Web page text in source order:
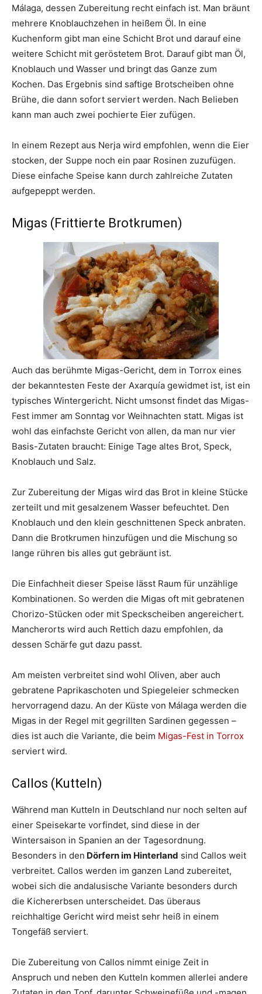
Málaga, dessen Zubereitung recht einfach ist. Man bräunt
mehrere Knoblauchzehen in heißem Öl. In eine
Kuchenform gibt man eine Schicht Brot und darauf eine
weitere Schicht mit geröstetem Brot. Darauf gibt man Öl,
Knoblauch und Wasser und bringt das Ganze zum
Kochen. Das Ergebnis sind saftige Brotscheiben ohne
Brühe, die dann sofort serviert werden. Nach Belieben
kann man auch zwei pochierte Eier zufügen.
In einem Rezept aus Nerja wird empfohlen, wenn die Eier
stocken, der Suppe noch ein paar Rosinen zuzufügen.
Diese einfache Speise kann durch zahlreiche Zutaten
aufgepeppt werden.
Migas (Frittierte Brotkrumen)
Auch das berühmte Migas-Gericht, dem in Torrox eines
der bekanntesten Feste der Axarquía gewidmet ist, ist ein
typisches Wintergericht. Nicht umsonst findet das Migas-
Fest immer am Sonntag vor Weihnachten statt. Migas ist
wohl das einfachste Gericht von allen, da man nur vier
Basis-Zutaten braucht: Einige Tage altes Brot, Speck,
Knoblauch und Salz.
Zur Zubereitung der Migas wird das Brot in kleine Stücke
zerteilt und mit gesalzenem Wasser befeuchtet. Den
Knoblauch und den klein geschnittenen Speck anbraten.
Dann die Brotkrumen hinzufügen und die Mischung so
lange rühren bis alles gut gebräunt ist.
Die Einfachheit dieser Speise lässt Raum für unzählige
Kombinationen. So werden die Migas oft mit gebratenen
Chorizo-Stücken oder mit Speckscheiben angereichert.
Mancherorts wird auch Rettich dazu empfohlen, da
dessen Schärfe gut dazu passt.
Am meisten verbreitet sind wohl Oliven, aber auch
gebratene Paprikaschoten und Spiegeleier schmecken
hervorragend dazu. An der Küste von Málaga werden die
Migas in der Regel mit gegrillten Sardinen gegessen –
dies ist auch die Variante, die beim Migas-Fest in Torrox
serviert wird.
Callos (Kutteln)
Während man Kutteln in Deutschland nur noch selten auf
einer Speisekarte vorfindet, sind diese in der
Wintersaison in Spanien an der Tagesordnung.
Besonders in den Dörfern im Hinterland sind Callos weit
verbreitet. Callos werden im ganzen Land zubereitet,
wobei sich die andalusische Variante besonders durch
die Kichererbsen unterscheidet. Das überaus
reichhaltige Gericht wird meist sehr heiß in einem
Tongefäß serviert.
Die Zubereitung von Callos nimmt einige Zeit in
Anspruch und neben den Kutteln kommen allerlei andere